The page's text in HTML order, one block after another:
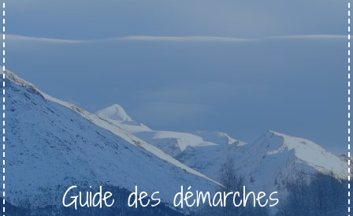
Guide des démarches